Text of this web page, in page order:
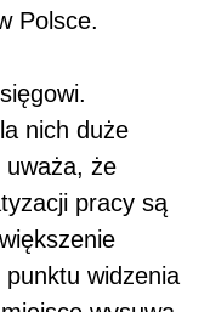
Polsce.
nich duże
uważa, że
pracy są
widzenia